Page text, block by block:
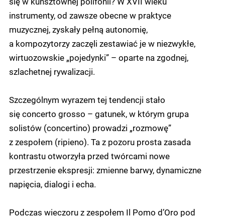
instrumenty, od zawsze obecne w praktyce
muzycznej, zyskały pełną autonomię,
a kompozytorzy zaczęli zestawiać je w niezwykłe,
wirtuozowskie „pojedynki” – oparte na zgodnej,
szlachetnej rywalizacji.
Szczególnym wyrazem tej tendencji stało
się concerto grosso – gatunek, w którym grupa
solistów (concertino) prowadzi „rozmowę”
z zespołem (ripieno). Ta z pozoru prosta zasada
kontrastu otworzyła przed twórcami nowe
przestrzenie ekspresji: zmienne barwy, dynamiczne
napięcia, dialogi i echa.
Podczas wieczoru z zespołem Il Pomo d’Oro pod